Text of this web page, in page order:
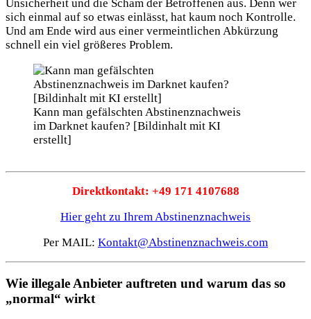
Unsicherheit und die Scham der Betroffenen aus. Denn wer
sich einmal auf so etwas einlässt, hat kaum noch Kontrolle.
Und am Ende wird aus einer vermeintlichen Abkürzung
schnell ein viel größeres Problem.
Kann man gefälschten Abstinenznachweis
im Darknet kaufen? [Bildinhalt mit KI
erstellt]
Direktkontakt: +49 171 4107688
Hier geht zu Ihrem Abstinenznachweis
Per MAIL: Kontakt@Abstinenznachweis.com
Wie illegale Anbieter auftreten und warum das so
„normal“ wirkt